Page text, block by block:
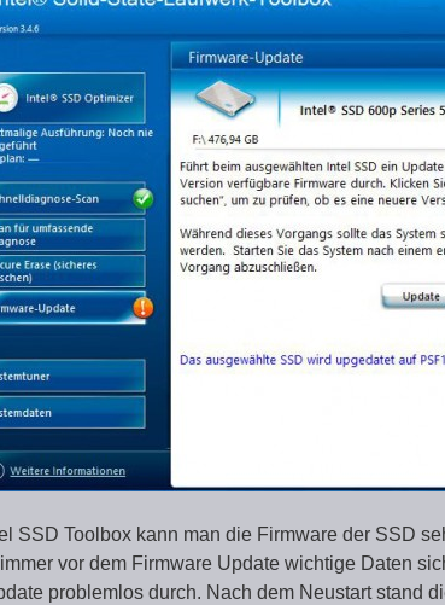
SSD Toolbox kann man die Firmware der SSD
vor dem Firmware Update wichtige Daten
problemlos durch. Nach dem Neustart stand